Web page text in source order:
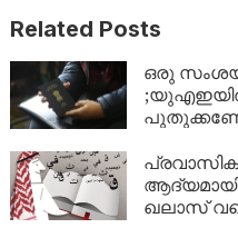
Related Posts
ഒരു
ഖലാസ്